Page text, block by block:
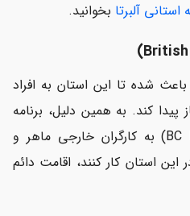
استانی آلبرتا بخوانید.
شده تا این استان به افراد
پیدا کند. به همین دلیل، برنامه
استانی بریتیش کلمبیا (BC PNP) به کارگران خارجی ماهر و
این استان کار کنند، اقامت دائم